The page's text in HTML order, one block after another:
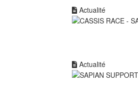
Actualité
Actualité